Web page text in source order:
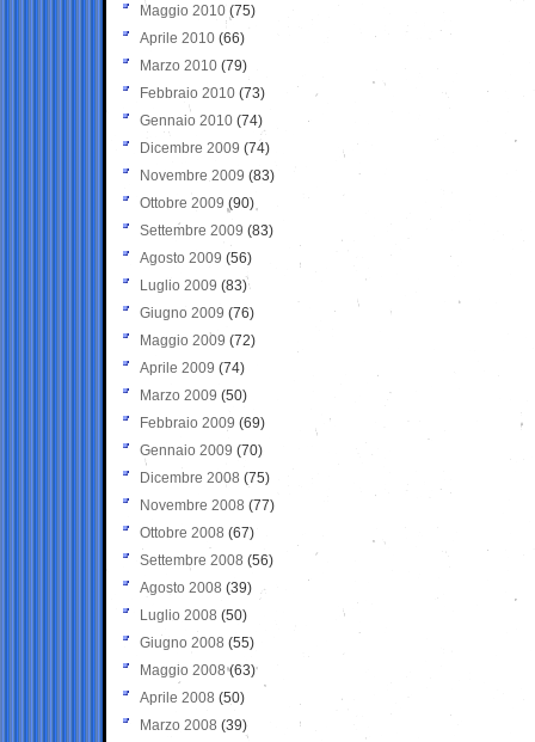
Maggio 2010 (75)
Aprile 2010 (66)
Marzo 2010 (79)
Febbraio 2010 (73)
Gennaio 2010 (74)
Dicembre 2009 (74)
Novembre 2009 (83)
Ottobre 2009 (90)
Settembre 2009 (83)
Agosto 2009 (56)
Luglio 2009 (83)
Giugno 2009 (76)
Maggio 2009 (72)
Aprile 2009 (74)
Marzo 2009 (50)
Febbraio 2009 (69)
Gennaio 2009 (70)
Dicembre 2008 (75)
Novembre 2008 (77)
Ottobre 2008 (67)
Settembre 2008 (56)
Agosto 2008 (39)
Luglio 2008 (50)
Giugno 2008 (55)
Maggio 2008(63)
Aprile 2008 (50)
Marzo 2008 (39)